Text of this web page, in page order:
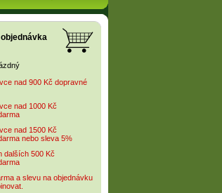
nad 900 Kč dopravné
nad 1000 Kč
nad 1500 Kč
nebo sleva 5%
dalších 500 Kč
a slevu na objednávku